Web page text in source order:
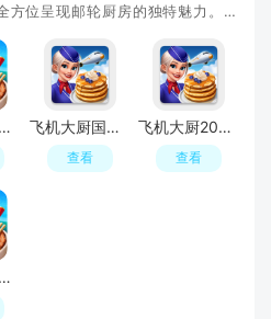
方位呈现邮轮厨房的独特魅力。这
游轮大厨正版(Cruise Chefs) 飞机大厨国际服(Airplane Chefs)
查看
飞机大厨2026最新版本
查看
游轮大厨国际服(Cruise Chefs)